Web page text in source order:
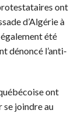
ont
d’Algérie à
été
dénoncé l’anti-
ont
se joindre au